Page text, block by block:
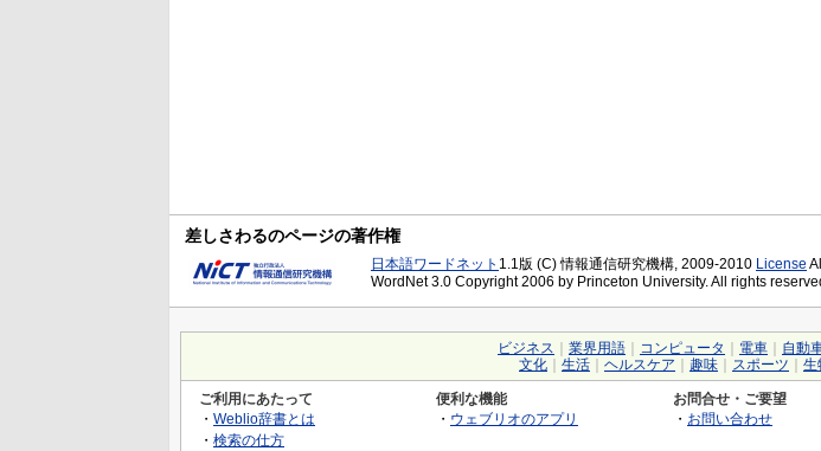
差しさわるのページの著作権
日本語ワードネット 1.1版 (C) 情報通信研究機構, 2009-2010 License
WordNet 3.0 Copyright 2006 by Princeton University. All rights
ビジネス 業界用語 コンピュータ 電車 自動
文化
生活 ヘルスケア 趣味 スポーツ 生
ご利用にあたって
・ Weblio辞書とは
・ 検索の仕方
便利な機能
・ ウェブリオのアプリ
お問合せ・ご要望
・ お問い合わせ